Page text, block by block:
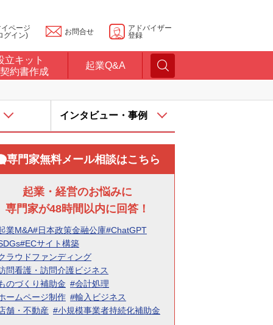
ページ
グイン)
お問合せ
アドバイザー
登録
立キット
約書作成
起業Q&A
インタビュー・事例
専門家無料メール相談はこちら
起業・経営のお悩みに
専門家が48時間以内に回答！
業M&A#日本政策金融公庫#ChatGPT
#ECサイト構築
ラウドファンディング
問看護・訪問介護ビジネス
のづくり補助金 #会計処理
ームページ制作 #輸入ビジネス
舗・不動産 #小規模事業者持続化補助金